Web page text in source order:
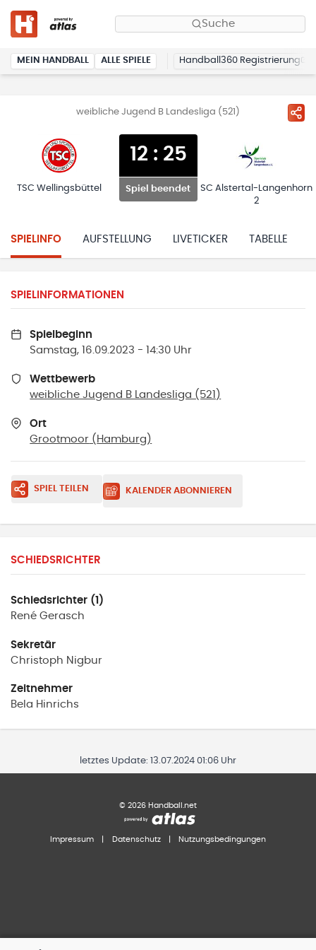
Suche
MEIN HANDBALL ALLE SPIELE Handball360 Registrierung
weibliche Jugend B Landesliga (521)
TSC Wellingsbüttel
12: 25
Spiel beendet
SC Alstertal-Langenhorn
2
SPIELINFO AUFSTELLUNG LIVETICKER TABELLE
SPIELINFORMATIONEN
Spielbeginn
Samstag, 16.09.2023 - 14:30 Uhr
Wettbewerb
weibliche Jugend B Landesliga (521)
Ort
Grootmoor ( Hamburg )
SPIEL TEILEN KALENDER ABONNIEREN
SCHIEDSRICHTER
Schiedsrichter (1)
René Gerasch
Sekretär
Christoph Nigbur
Zeitnehmer
Bela Hinrichs
letztes Update: 13.07.2024 01:06 Uhr
© 2026 Handball.net
Impressum Datenschutz Nutzungsbedingungen